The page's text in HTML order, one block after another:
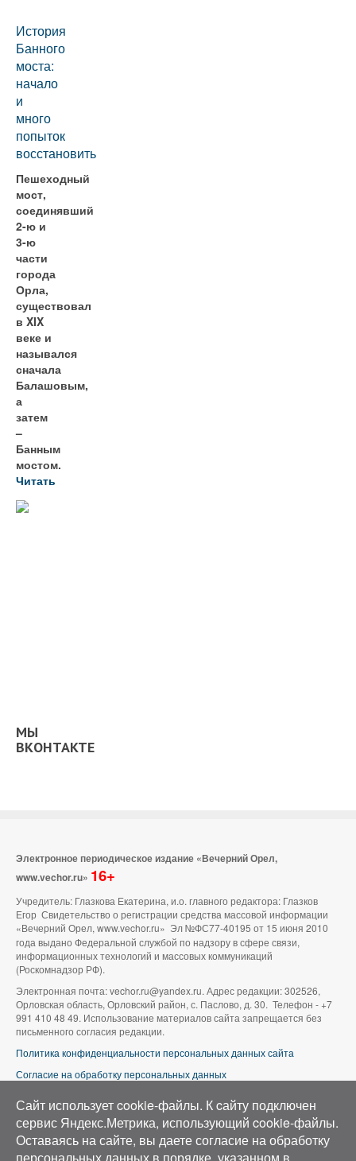
История
Банного
моста:
начало
и
много
попыток
восстановить
Пешеходный
мост,
соединявший
2-ю и
3-ю
части
города
Орла,
существовал
в XIX
веке и
назывался
сначала
Балашовым,
а
затем
–
Банным
мостом.
Читать
МЫ
ВКОНТАКТЕ
Электронное периодическое издание «Вечерний Орел,
www.vechor.ru» 16+
Учредитель: Глазкова Екатерина, и.о. главного редактора: Глазков
Егор Свидетельство о регистрации средства массовой информации
«Вечерний Орел, www.vechor.ru» Эл №ФС77-40195 от 15 июня 2010
года выдано Федеральной службой по надзору в сфере связи,
информационных технологий и массовых коммуникаций
(Роскомнадзор РФ).
Электронная почта: vechor.ru@yandex.ru. Адрес редакции: 302526,
Орловская область, Орловский район, с. Паслово, д. 30. Телефон - +7
991 410 48 49. Использование материалов сайта запрещается без
письменного согласия редакции.
Политика конфиденциальности персональных данных сайта
Согласие на обработку персональных данных
Аэросъемка в Орле»
Сайт использует cookie-файлы. К cайту подключен
сервис Яндекс.Метрика, использующий cookie-файлы.
Оставаясь на сайте, вы даете согласие на обработку